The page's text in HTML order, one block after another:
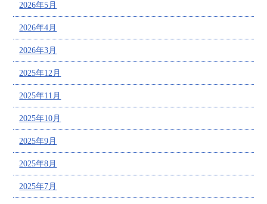
2026年5月
2026年4月
2026年3月
2025年12月
2025年11月
2025年10月
2025年9月
2025年8月
2025年7月